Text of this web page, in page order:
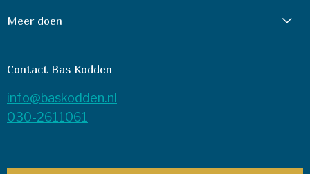
Meer doen
Contact Bas Kodden
info@baskodden.nl
030-2611061